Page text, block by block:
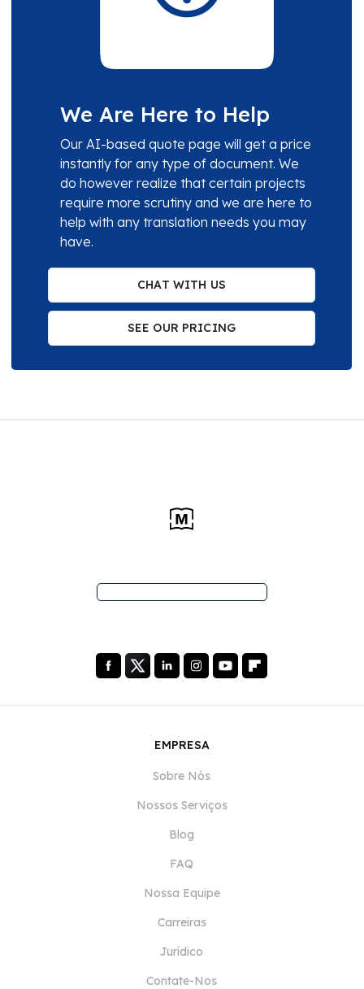
We Are Here to Help
Our AI-based quote page will get a price
instantly for any type of document. We
do however realize that certain projects
require more scrutiny and we are here to
help with any translation needs you may
have.
CHAT WITH US
SEE OUR PRICING
EMPRESA
Sobre Nós
Nossos Serviços
Blog
FAQ
Nossa Equipe
Carreiras
Jurídico
Contate-Nos